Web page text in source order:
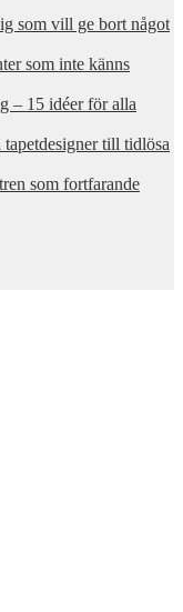
som vill ge bort något
som inte känns
– 15 idéer för alla
till tidlösa
som fortfarande